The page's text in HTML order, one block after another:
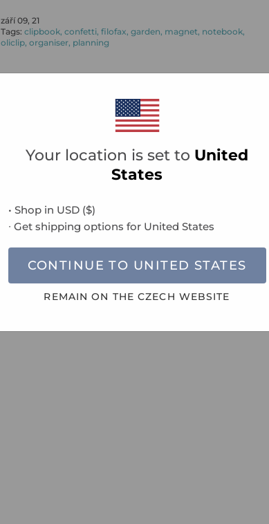
Your location is set to United
States
• Shop in USD($)
∙ Get shipping options for United States
CONTINUE TO UNITED STATES
REMAIN ON THECZECH WEBSITE
září 09, 21
Tags: clipbook confetti filofax garden magnet notebook
oliclip organiser planning